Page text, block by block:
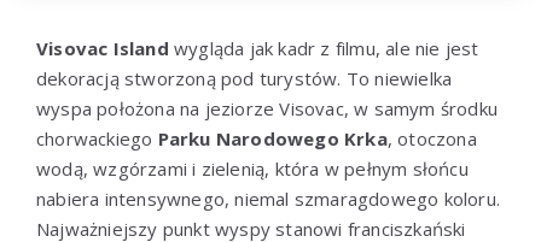
Visovac Island wygląda jak kadr z filmu, ale nie jest
dekoracją stworzoną pod turystów. To niewielka
wyspa położona na jeziorze Visovac, w samym środku
chorwackiego Parku Narodowego Krka, otoczona
wodą, wzgórzami i zielenią, która w pełnym słońcu
nabiera intensywnego, niemal szmaragdowego koloru.
Najważniejszy punkt wyspy stanowi franciszkański